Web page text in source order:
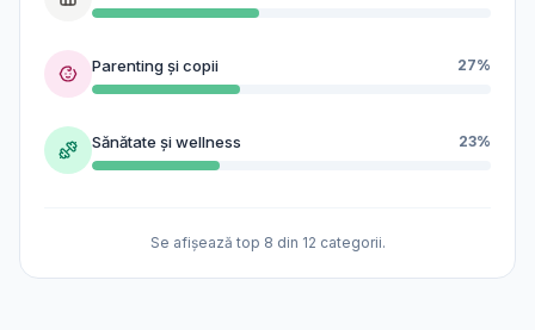
Parenting și copii 27%
Sănătate și wellness 23%
Se afișează top 8 din 12 categorii.